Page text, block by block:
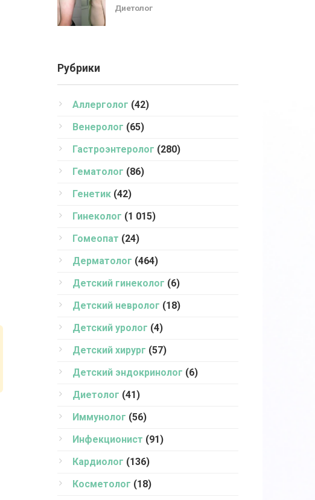
Диетолог
Рубрики
Аллерголог (42)
Венеролог (65)
Гастроэнтеролог (280)
Гематолог (86)
Генетик (42)
Гинеколог (1 015)
Гомеопат (24)
Дерматолог (464)
Детский гинеколог (6)
Детский невролог (18)
Детский уролог (4)
Детский хирург (57)
Детский эндокринолог (6)
Диетолог (41)
Иммунолог (56)
Инфекционист (91)
Кардиолог (136)
Косметолог (18)